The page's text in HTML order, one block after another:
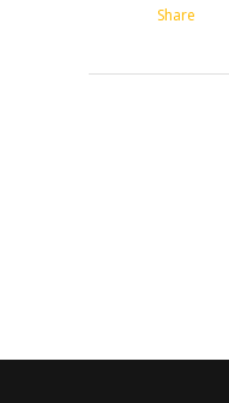
Share